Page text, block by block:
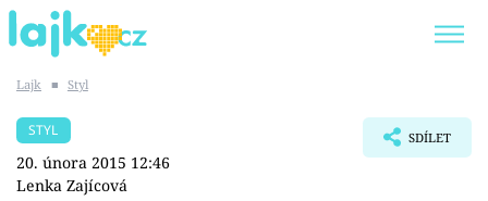
SHOPAHOLICADEL
Lajk ■ Styl
STYL
20. února 2015 12:46
Lenka Zajícová
SDÍLET